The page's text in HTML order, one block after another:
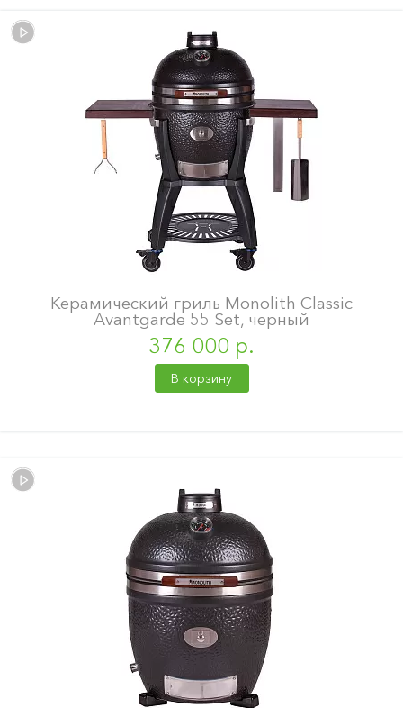
Керамический гриль Monolith Classic
Avantgarde 55 Set, черный
376 000 р.
В корзину